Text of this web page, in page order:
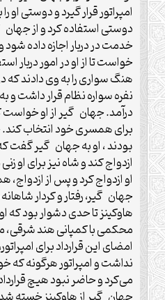
امپراتور قرار گیرد و دوستی او
دوستی استفاده کرد و از
خدمت در دربار اجازه داده
خواست تا از او در امور دربار
هنگ سواری را به وی دادند
نفره سواره نظام قرار داشت و
درآمد. جهان گیر از او خواست
برای همسری خود انتخاب
بودند ، او به جهان گیر گفت
ازدواج کند و شاه نیز برای او
او ازدواج کرد و پس از
جهان گیر، رفتار و کردار
هاوکینز تا حدی دشوار بود که
محکمی با کمپانی هند شرقی،
امضای این قرارداد برای
نداشت و امپراتور هرگونه
می‌کرد و حاضر نبود هیچ